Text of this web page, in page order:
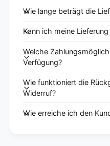
Wie lange beträgt die
Kann ich meine
Welche
Verfügung?
Wie funktioniert die
Widerruf?
Wie erreiche ich den